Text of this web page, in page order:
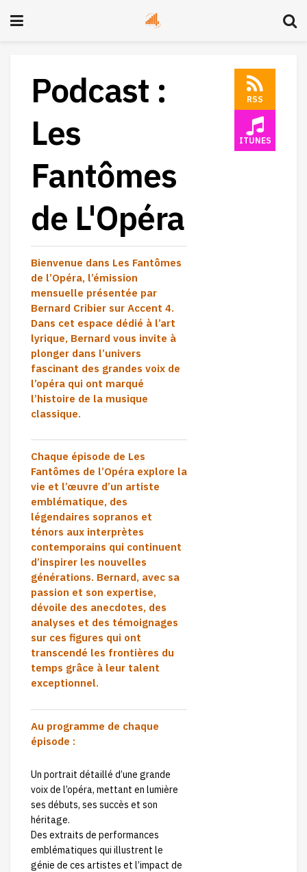
Podcast :
Les
Fantômes
de L'Opéra
Bienvenue dans Les Fantômes
de l’Opéra, l’émission
mensuelle présentée par
Bernard Cribier sur Accent 4.
Dans cet espace dédié à l’art
lyrique, Bernard vous invite à
plonger dans l’univers
fascinant des grandes voix de
l’opéra qui ont marqué
l’histoire de la musique
classique.
Chaque épisode de Les
Fantômes de l’Opéra explore la
vie et l’œuvre d’un artiste
emblématique, des
légendaires sopranos et
ténors aux interprètes
contemporains qui continuent
d’inspirer les nouvelles
générations. Bernard, avec sa
passion et son expertise,
dévoile des anecdotes, des
analyses et des témoignages
sur ces figures qui ont
transcendé les frontières du
temps grâce à leur talent
exceptionnel.
Au programme de chaque
épisode :
Un portrait détaillé d’une grande
voix de l’opéra, mettant en lumière
ses débuts, ses succès et son
héritage.
Des extraits de performances
emblématiques qui illustrent le
génie de ces artistes et l’impact de
RSS
ITUNES